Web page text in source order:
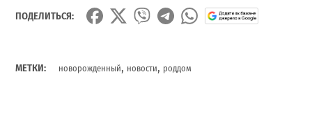
ПОДЕЛИТЬСЯ:
МЕТКИ: новорожденный, новости, роддом